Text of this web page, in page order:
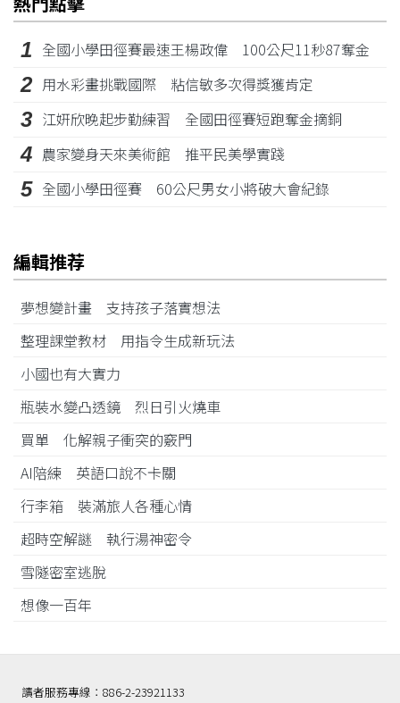
1 全國小學田徑賽最速王楊政偉 100公尺11秒87奪金
2 用水彩畫挑戰國際 粘信敏多次得獎獲肯定
3 江姸欣晚起步勤練習 全國田徑賽短跑奪金摘銅
4 農家變身天來美術館 推平民美學實踐
5 全國小學田徑賽 60公尺男女小將破大會紀錄
編輯推荐
夢想變計畫 支持孩子落實想法
整理課堂教材 用指令生成新玩法
小國也有大實力
瓶裝水變凸透鏡 烈日引火燒車
買單 化解親子衝突的竅門
AI陪練 英語口說不卡關
行李箱 裝滿旅人各種心情
超時空解謎 執行湯神密令
雪隧密室逃脫
想像一百年
讀者服務專線：886-2-23921133